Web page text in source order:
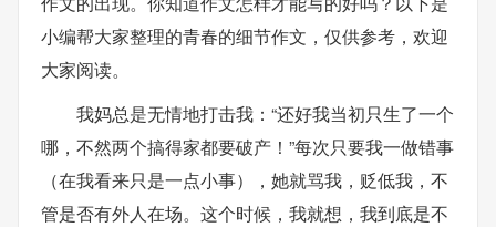
小编帮大家整理的青春的细节作文，仅供参考，欢迎
大家阅读。
我妈总是无情地打击我：“还好我当初只生了一个
哪，不然两个搞得家都要破产！”每次只要我一做错事
（在我看来只是一点小事），她就骂我，贬低我，不
管是否有外人在场。这个时候，我就想，我到底是不